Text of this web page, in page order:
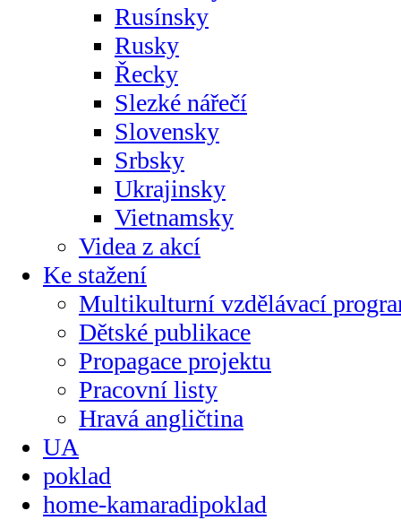
Rusínsky
Rusky
Řecky
Slezké nářečí
Slovensky
Srbsky
Ukrajinsky
Vietnamsky
Videa z akcí
Ke stažení
Multikulturní vzdělávací
Dětské publikace
Propagace projektu
Pracovní listy
Hravá angličtina
UA
poklad
home-kamaradipoklad